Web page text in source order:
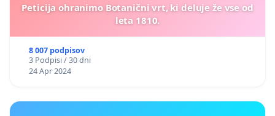
Peticija ohranimo Botanični vrt, ki deluje že vse od
leta 1810.
8 007 podpisov
3 Podpisi / 30 dni
24 Apr 2024